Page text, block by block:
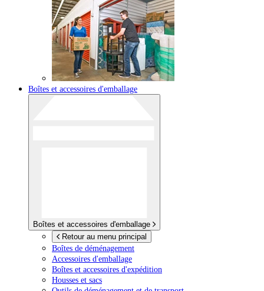
Boîtes et accessoires d'emballage
Boîtes et accessoires d'emballage
Retour au menu principal
Boîtes de déménagement
Accessoires d'emballage
Boîtes et accessoires d'expédition
Housses et sacs